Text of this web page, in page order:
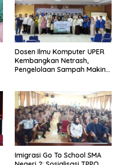
Dosen Ilmu Komputer UPER
Kembangkan Netrash,
Pengelolaan Sampah Makin
Imigrasi Go To School SMA